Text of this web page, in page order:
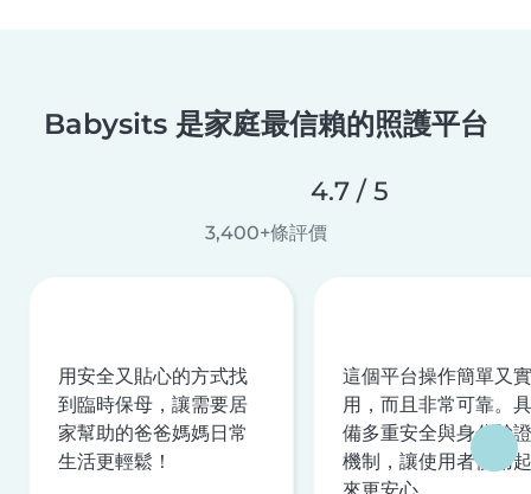
Babysits 是家庭最信賴的照護平台
4.7 / 5
3,400+條評價
用安全又貼心的方式找
到臨時保母，讓需要居
家幫助的爸爸媽媽日常
生活更輕鬆！
這個平台操作簡單又實
用，而且非常可靠。具
備多重安全與身分驗證
機制，讓使用者使用起
來更安心。